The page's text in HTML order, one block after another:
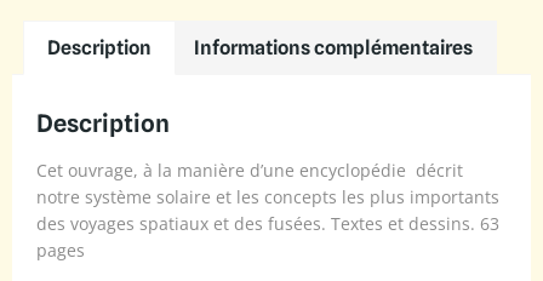
Description Informations complémentaires
Description
Cet ouvrage, à la manière d’une encyclopédie décrit
notre système solaire et les concepts les plus importants
des voyages spatiaux et des fusées. Textes et dessins. 63
pages